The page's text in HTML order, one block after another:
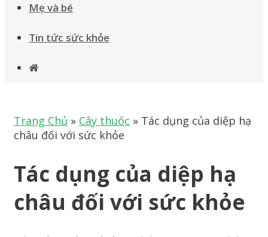
Mẹ và bé
Tin tức sức khỏe
Trang Chủ » Cây thuốc » Tác dụng của diệp hạ
châu đối với sức khỏe
Tác dụng của diệp hạ
châu đối với sức khỏe